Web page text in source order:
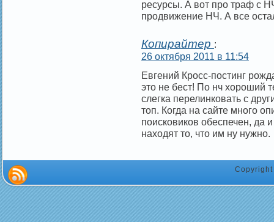
ресурсы. А вот про траф с
продвижение НЧ. А все
Копирайтер :
26 октября 2011 в 11:54
Евгений Кросс-постинг
это не бест! По нч хороший
слегка перелинковать с
топ. Когда на сайте много
поисковиков обеспечен, да
находят то, что им ну нужно.